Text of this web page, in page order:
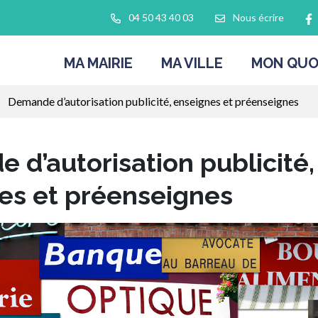
04 50 43 40 03 Nous écrire
MA MAIRIE MA VILLE MON
Demande d’autorisation publicité, enseignes et préenseignes
d’autorisation publicité,
et préenseignes